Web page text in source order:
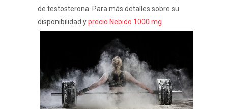
de testosterona. Para más detalles sobre su
disponibilidad yprecio Nebido 1000 mg